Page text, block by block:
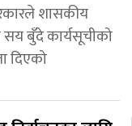
शासकीय
बुँदे कार्यसूचीको
दिएको